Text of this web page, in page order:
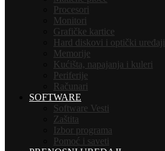
Procesori
Monitori
Grafičke kartice
Hard diskovi i optički uređaji
Memorije
Kućišta, napajanja i kuleri
Periferije
Računari
SOFTWARE
Software Vesti
Zaštita
Izbor programa
Pomoć i saveti